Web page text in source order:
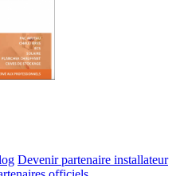
Devenir partenaire installateur